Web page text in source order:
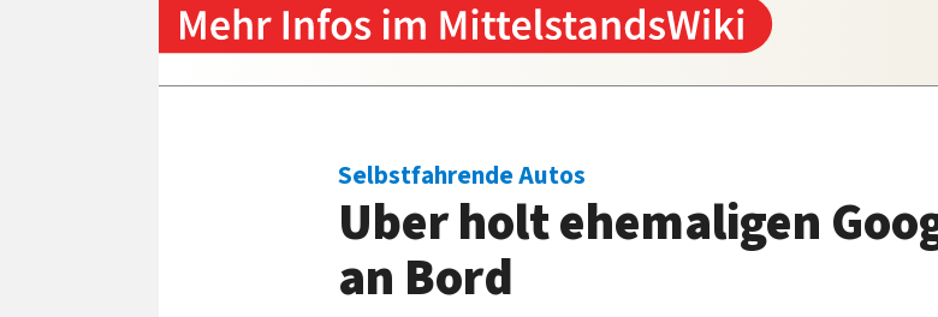
Selbstfahrende Autos
Uber holt ehemaligen
an Bord